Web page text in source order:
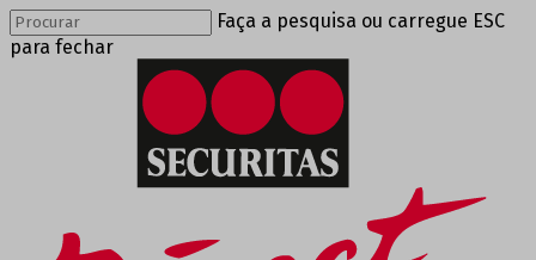
Faça a pesquisa ou carregue ESC
para fechar